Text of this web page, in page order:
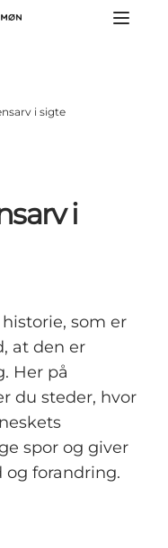
i sigte
i
som er
at den er
Her på
du steder, hvor
spor og giver
forandring.